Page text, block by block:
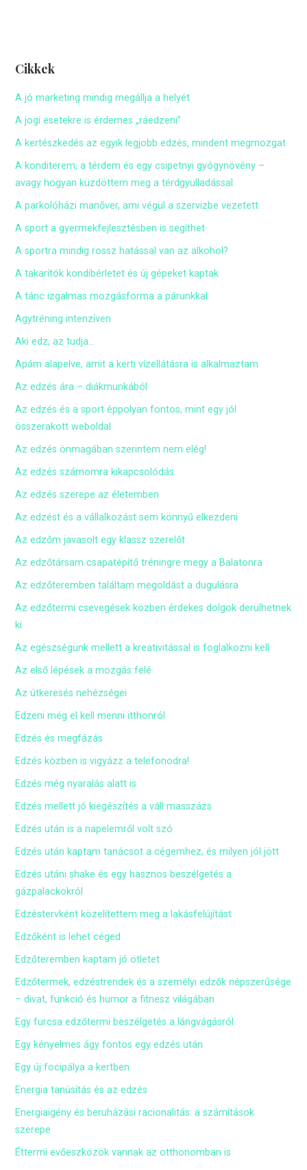
Cikkek
A jó marketing mindig megállja a helyét
A jogi esetekre is érdemes „ráedzeni”
A kertészkedés az egyik legjobb edzés, mindent megmozgat
A konditerem, a térdem és egy csipetnyi gyógynövény –
avagy hogyan küzdöttem meg a térdgyulladással
A parkolóházi manőver, ami végül a szervizbe vezetett
A sport a gyermekfejlesztésben is segíthet
A sportra mindig rossz hatással van az alkohol?
A takarítók kondibérletet és új gépeket kaptak
A tánc izgalmas mozgásforma a párunkkal
Agytréning intenzíven
Aki edz, az tudja…
Apám alapelve, amit a kerti vízellátásra is alkalmaztam
Az edzés ára – diákmunkából
Az edzés és a sport éppolyan fontos, mint egy jól
összerakott weboldal
Az edzés önmagában szerintem nem elég!
Az edzés számomra kikapcsolódás
Az edzés szerepe az életemben
Az edzést és a vállalkozást sem könnyű elkezdeni
Az edzőm javasolt egy klassz szerelőt
Az edzőtársam csapatépítő tréningre megy a Balatonra
Az edzőteremben találtam megoldást a dugulásra
Az edzőtermi csevegések közben érdekes dolgok derülhetnek
ki
Az egészségünk mellett a kreativitással is foglalkozni kell
Az első lépések a mozgás felé
Az útkeresés nehézségei
Edzeni még el kell menni itthonról
Edzés és megfázás
Edzés közben is vigyázz a telefonodra!
Edzés még nyaralás alatt is
Edzés mellett jó kiegészítés a váll masszázs
Edzés után is a napelemről volt szó
Edzés után kaptam tanácsot a cégemhez, és milyen jól jött
Edzés utáni shake és egy hasznos beszélgetés a
gázpalackokról
Edzéstervként közelítettem meg a lakásfelújítást
Edzőként is lehet céged
Edzőteremben kaptam jó ötletet
Edzőtermek, edzéstrendek és a személyi edzők népszerűsége
– divat, funkció és humor a fitnesz világában
Egy furcsa edzőtermi beszélgetés a lángvágásról
Egy kényelmes ágy fontos egy edzés után
Egy új focipálya a kertben
Energia tanúsítás és az edzés
Energiaigény és beruházási racionalitás: a számítások
szerepe
Éttermi evőeszközök vannak az otthonomban is